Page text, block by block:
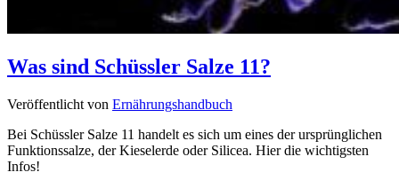
Was sind Schüssler Salze 11?
Veröffentlicht von Ernährungshandbuch
Bei Schüssler Salze 11 handelt es sich um eines der ursprünglichen
Funktionssalze, der Kieselerde oder Silicea. Hier die wichtigsten
Infos!